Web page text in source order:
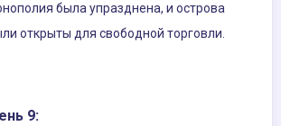
была упразднена, и острова
открыты для свободной торговли.
9: